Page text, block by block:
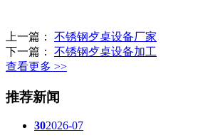
上一篇： 不锈钢歺桌设备厂家
下一篇： 不锈钢歺桌设备加工
查看更多 >>
推荐新闻
302026-07